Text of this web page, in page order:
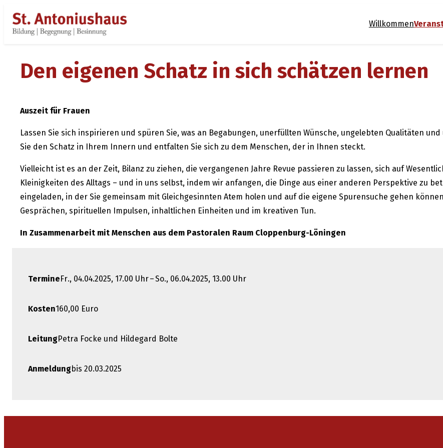
Zum
Inhalt
springen
Willkommen
Den eigenen Schatz in sich schätzen lernen
Auszeit für Frauen
Lassen Sie sich inspirieren und spüren Sie, was an Begabungen, unerfüllten Wünsche, ungelebten Qualitäten
Sie den Schatz in Ihrem Innern und entfalten Sie sich zu dem Menschen, der in Ihnen steckt.
Vielleicht ist es an der Zeit, Bilanz zu ziehen, die vergangenen Jahre Revue passieren zu lassen, sich auf
Kleinigkeiten des Alltags – und in uns selbst, indem wir anfangen, die Dinge aus einer anderen Perspektive zu
eingeladen, in der Sie gemeinsam mit Gleichgesinnten Atem holen und auf die eigene Spurensuche gehen
Gesprächen, spirituellen Impulsen, inhaltlichen Einheiten und im kreativen Tun.
In Zusammenarbeit mit Menschen aus dem Pastoralen Raum Cloppenburg-Löningen
Termine Fr., 04.04.2025, 17.00 Uhr – So., 06.04.2025, 13.00 Uhr
Kosten160,00 Euro
LeitungPetra Focke und Hildegard Bolte
Anmeldungbis 20.03.2025